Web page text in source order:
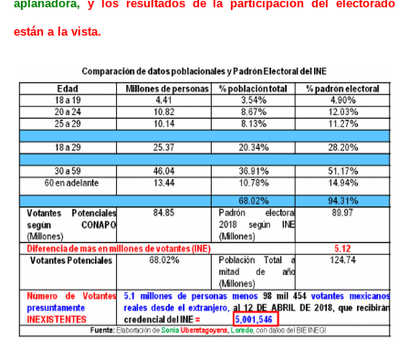
aplanadora, y los resultados de la participación del electorado
están a la vista.